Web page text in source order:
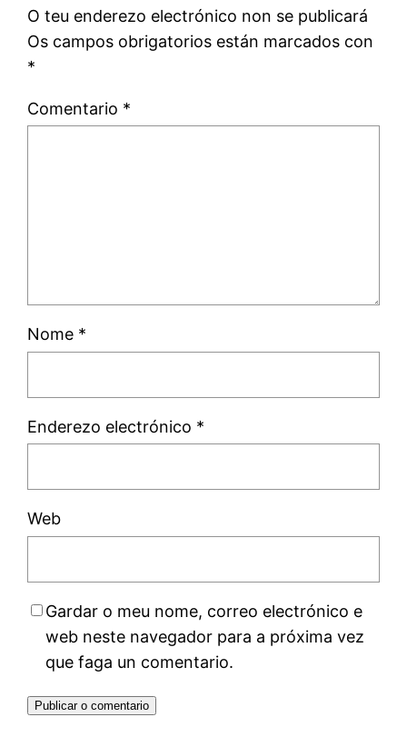
O teu enderezo electrónico non se publicará
Os campos obrigatorios están marcados con
*
Comentario *
Nome *
Enderezo electrónico *
Web
Gardar o meu nome, correo electrónico e
web neste navegador para a próxima vez
que faga un comentario.